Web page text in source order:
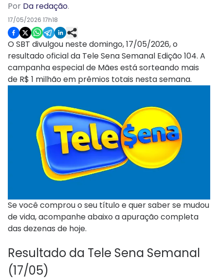
Por Da redação.
17/05/2026 17h18
O SBT divulgou neste domingo, 17/05/2026, o
resultado oficial da Tele Sena Semanal Edição 104. A
campanha especial de Mães está sorteando mais
de R$ 1 milhão em prêmios totais nesta semana.
Se você comprou o seu título e quer saber se mudou
de vida, acompanhe abaixo a apuração completa
das dezenas de hoje.
Resultado da Tele Sena Semanal
(17/05)